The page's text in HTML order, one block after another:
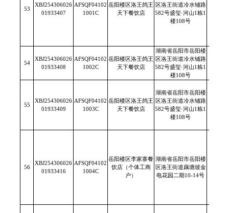
53
XBJ254306026
01933407
AFSQF04102
1001C
岳阳楼区洛王鸽王
天下餐饮店
区洛王街道冷水铺路
582号盛玺·河山1栋1
楼108号
54
XBJ254306026
01933408
AFSQF04102
1002C
岳阳楼区洛王鸽王
天下餐饮店
湖南省岳阳市岳阳楼
区洛王街道冷水铺路
582号盛玺·河山1栋1
楼108号
55
XBJ254306026
01933409
AFSQF04102
1003C
岳阳楼区洛王鸽王
天下餐饮店
湖南省岳阳市岳阳楼
区洛王街道冷水铺路
582号盛玺·河山1栋1
楼108号
56
XBJ254306026
01933416
AFSQF04102
1004C
岳阳楼区李家寨餐
饮店（个体工商
户）
湖南省岳阳市岳阳楼
区洛王街道藕塘坡金
电花园二期10-14号